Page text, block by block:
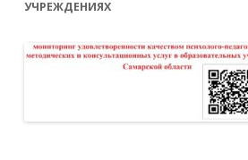
УЧРЕЖДЕНИЯХ